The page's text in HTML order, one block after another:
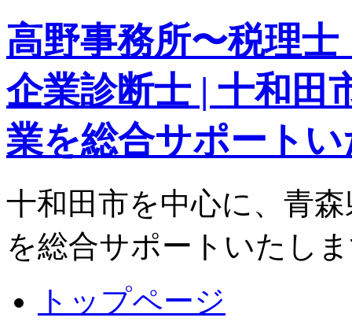
高野事務所〜税理
企業診断士 | 十和田
業を総合サポート
十和田市を中心に、青
を総合サポートいたし
トップページ